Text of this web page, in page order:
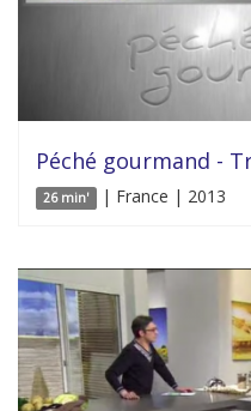
Péché gourmand -
26 min' | France | 2013